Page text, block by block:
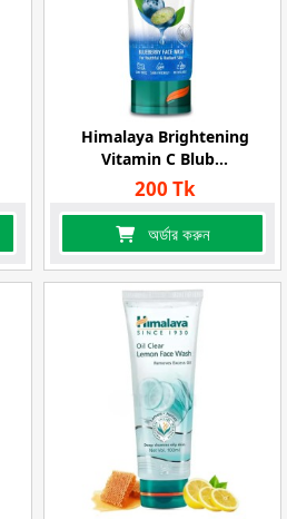
Himalaya Brightening
Vitamin C Blub...
200 Tk
অর্ডার করুন